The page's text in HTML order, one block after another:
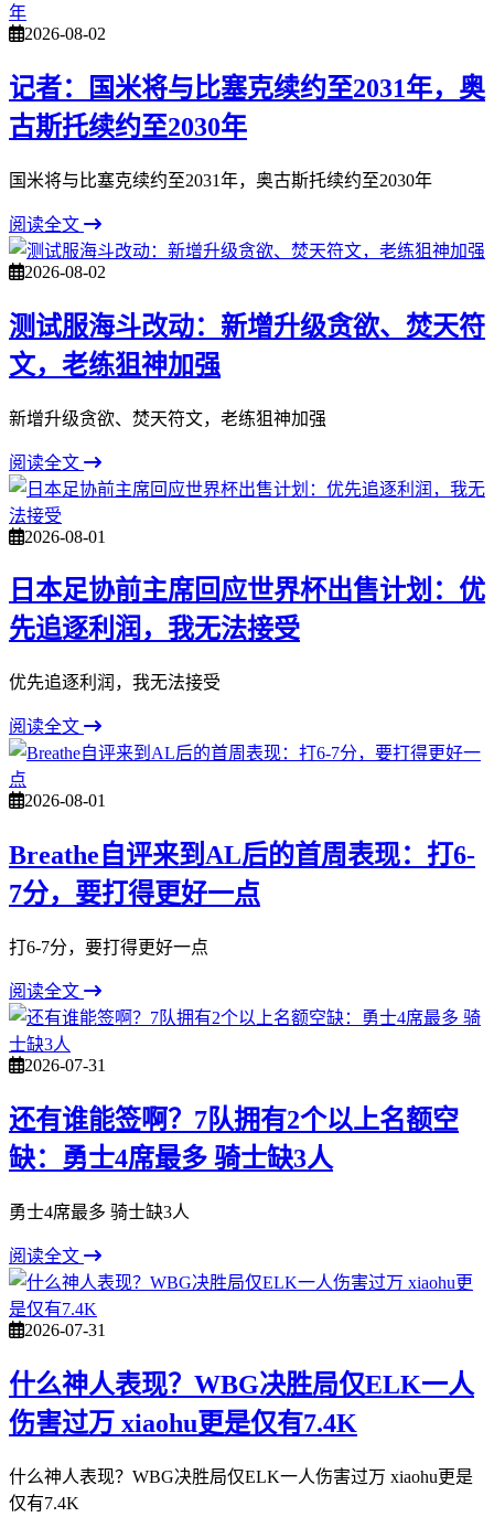
2026-08-02
记者：国米将与比塞克续约至2031年，奥
古斯托续约至2030年
国米将与比塞克续约至2031年，奥古斯托续约至2030年
阅读全文
2026-08-02
测试服海斗改动：新增升级贪欲、焚天符
文，老练狙神加强
新增升级贪欲、焚天符文，老练狙神加强
阅读全文
2026-08-01
日本足协前主席回应世界杯出售计划：优
先追逐利润，我无法接受
优先追逐利润，我无法接受
阅读全文
2026-08-01
Breathe自评来到AL后的首周表现：打6-
7分，要打得更好一点
打6-7分，要打得更好一点
阅读全文
2026-07-31
还有谁能签啊？7队拥有2个以上名额空
缺：勇士4席最多 骑士缺3人
勇士4席最多 骑士缺3人
阅读全文
2026-07-31
什么神人表现？WBG决胜局仅ELK一人
伤害过万 xiaohu更是仅有7.4K
什么神人表现？WBG决胜局仅ELK一人伤害过万 xiaohu更是
仅有7.4K